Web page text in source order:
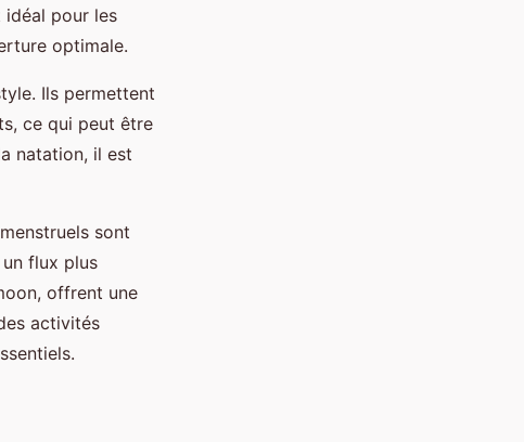
idéal pour les
optimale.
Ils permettent
ce qui peut être
natation, il est
sont
flux plus
offrent une
activités